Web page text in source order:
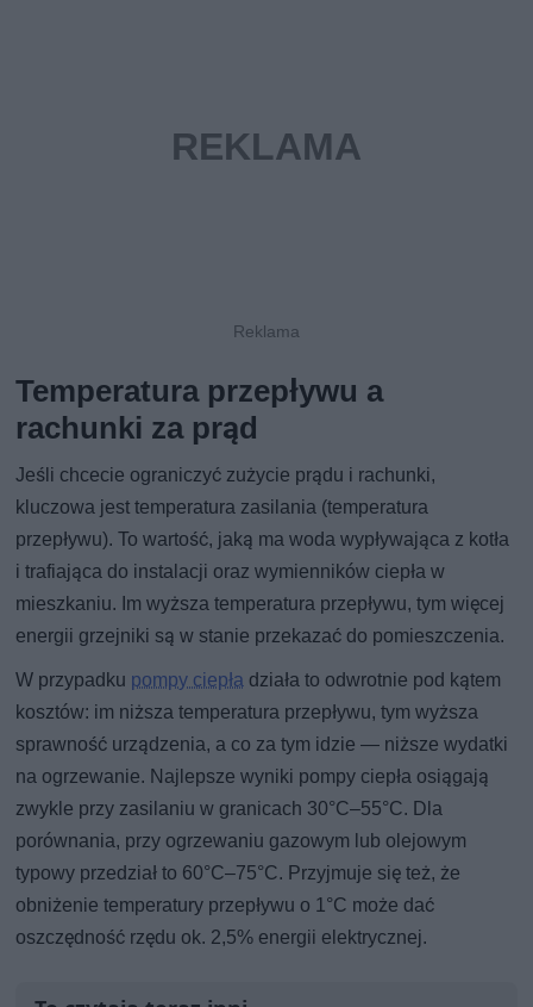
Temperatura przepływu a
rachunki za prąd
Jeśli chcecie ograniczyć zużycie prądu i rachunki,
kluczowa jest temperatura zasilania (temperatura
przepływu). To wartość, jaką ma woda wypływająca z kotła
i trafiająca do instalacji oraz wymienników ciepła w
mieszkaniu. Im wyższa temperatura przepływu, tym więcej
energii grzejniki są w stanie przekazać do pomieszczenia.
W przypadku pompy ciepła działa to odwrotnie pod kątem
kosztów: im niższa temperatura przepływu, tym wyższa
sprawność urządzenia, a co za tym idzie — niższe wydatki
na ogrzewanie. Najlepsze wyniki pompy ciepła osiągają
zwykle przy zasilaniu w granicach 30°C–55°C. Dla
porównania, przy ogrzewaniu gazowym lub olejowym
typowy przedział to 60°C–75°C. Przyjmuje się też, że
obniżenie temperatury przepływu o 1°C może dać
oszczędność rzędu ok. 2,5% energii elektrycznej.